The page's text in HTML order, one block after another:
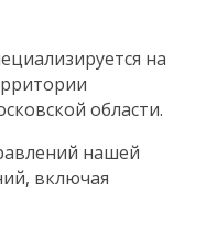
на
области.
нашей
включая